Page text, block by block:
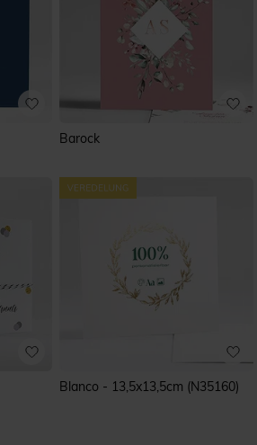
Barock
Blanco - 13,5x13,5cm (N35160)